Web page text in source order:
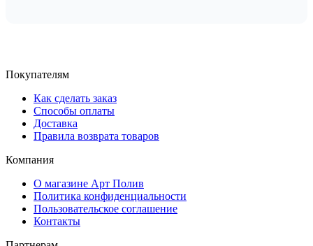
Покупателям
Как сделать заказ
Способы оплаты
Доставка
Правила возврата товаров
Компания
О магазине Арт Полив
Политика конфиденциальности
Пользовательское соглашение
Контакты